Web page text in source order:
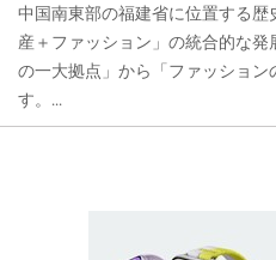
中国南東部の福建省に位置する
産＋ファッション」の統合的な
の一大拠点」から「ファッション
す。...